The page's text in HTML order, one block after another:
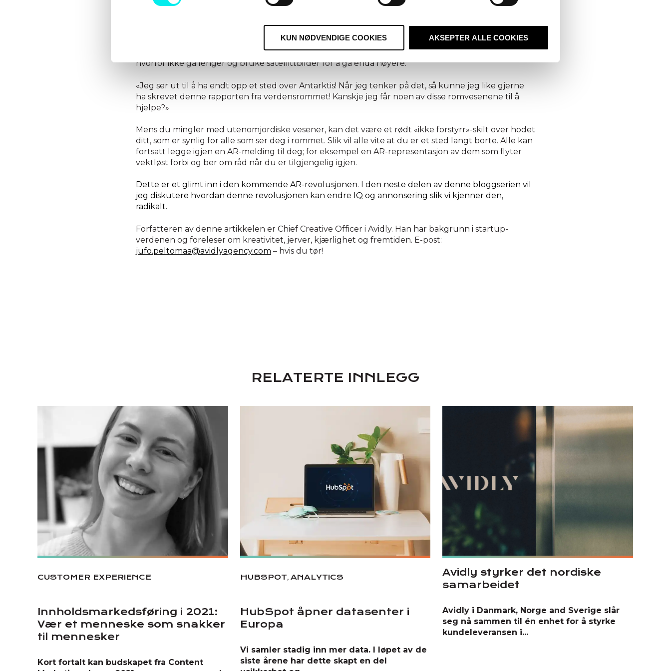
v
KUN NØDVENDIGE COOKIES AKSEPTER ALLE COOKIES
Du kan få en ut av kroppen-opplevelse, fly gjennom veggene i bygningen du befinner deg fysisk i
og sjekke hvordan været er fra toppen av bygget. Igjen vil AR-utstyret konstruere en fotorealistisk
fremstilling av reisen din til taket og naturen som om du faktisk var på toppen av bygningen. Eller
hvorfor ikke gå lenger og bruke satellittbilder for å gå enda høyere:
«Jeg ser ut til å ha endt opp et sted over Antarktis! Når jeg tenker på det, så kunne jeg like gjerne
ha skrevet denne rapporten fra verdensrommet! Kanskje jeg får noen av disse romvesenene til å
hjelpe?»
Mens du mingler med utenomjordiske vesener, kan det være et rødt «ikke forstyrr»-skilt over hodet
ditt, som er synlig for alle som ser deg i rommet. Slik vil alle vite at du er et sted langt borte. Alle kan
fortsatt legge igjen en AR-melding til deg; for eksempel en AR-representasjon av dem som flyter
vektløst forbi og ber om råd når du er tilgjengelig igjen.
Dette er et glimt inn i den kommende AR-revolusjonen. I den neste delen av denne bloggserien vil
jeg diskutere hvordan denne revolusjonen kan endre IQ og annonsering slik vi kjenner den,
radikalt.
Forfatteren av denne artikkelen er Chief Creative Officer i Avidly. Han har bakgrunn i startup-
verdenen og foreleser om kreativitet, jerver, kjærlighet og fremtiden. E-post:
jufo.peltomaa@avidlyagency.com – hvis du tør!
RELATERTE INNLEGG
CUSTOMER EXPERIENCE
Innholdsmarkedsføring i 2021:
Vær et menneske som snakker
til mennesker
Kort fortalt kan budskapet fra Content
HUBSPOT, ANALYTICS
HubSpot åpner datasenter i
Europa
Vi samler stadig inn mer data. I løpet av de
siste årene har dette skapt en del
Avidly styrker det nordiske
samarbeidet
Avidly i Danmark, Norge and Sverige slår
seg nå sammen til én enhet for å styrke
kundeleveransen i...